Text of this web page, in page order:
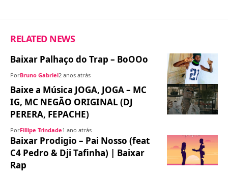
RELATED NEWS
Baixar Palhaço do Trap – BoOOo
PorBruno Gabriel2 anos atrás
Baixe a Música JOGA, JOGA – MC
IG, MC NEGÃO ORIGINAL (DJ
PERERA, FEPACHE)
PorFillipe Trindade1 ano atrás
Baixar Prodigio – Pai Nosso (feat
C4 Pedro & Dji Tafinha) | Baixar
Rap